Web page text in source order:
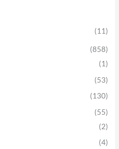
(11)
(858)
(1)
(53)
(130)
(55)
(2)
(4)